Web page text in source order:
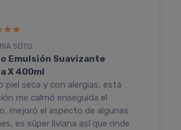
SOTO
Emulsión Suavizante
X 400ml
piel seca y con alergias, está
me calmó enseguida el
mejoró el aspecto de algunas
es súper liviana así que rinde
no